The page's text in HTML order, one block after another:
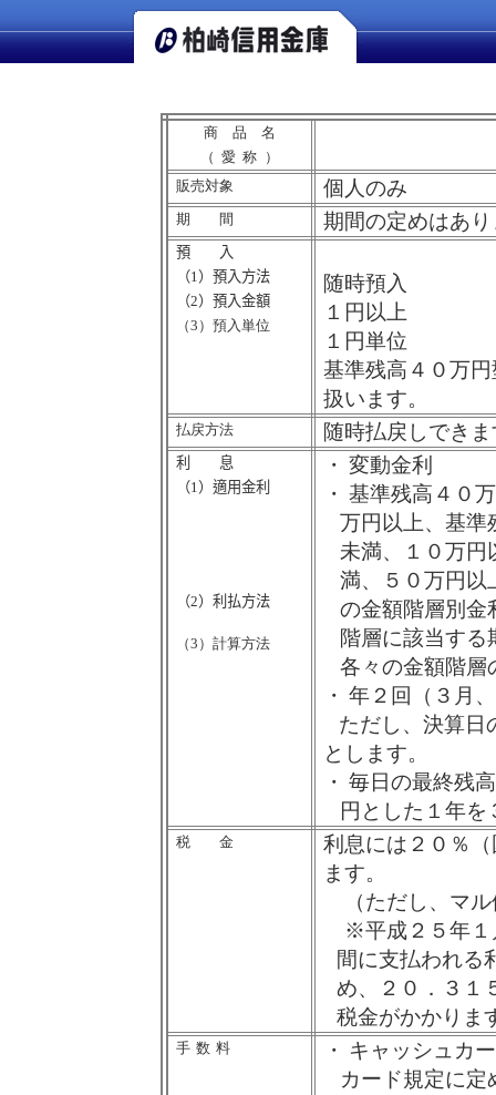
商 品 名
（愛称 ）
販売対象
個人のみ
期 間 期間の定めはあ
預 入
（1）預入方法
（2）預入金額
（3 ）預入単位
随時預入
１円以上
１円単位
基準残高４０万
扱います。
払戻方法 随時払戻しでき
利 息
（1）適用金利
（2）利払方法
（3 ）計算方法
・ 変動金利
・ 基準残高４０
万円以上、基準
未満、１０万円
満、５０万円以
の金額階層別金
階層に該当する
各々の金額階層
・ 年２回（３月
ただし、決算日
とします。
・ 毎日の最終残
円とした１年
税 金
利息には２０％
ます。
（ただし、マル
※平成２５年１
間に支払われる
め、２０．３１
税金がかかりま
手数料 ・
キャッシュカ
カード規定に定